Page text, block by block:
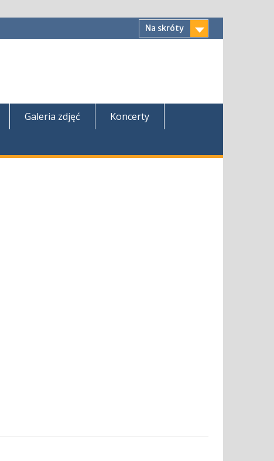
Na skróty
Galeria zdjęć
Koncerty